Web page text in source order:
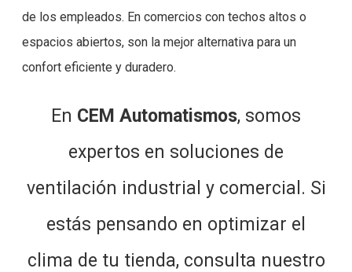
de los empleados. En comercios con techos altos o
espacios abiertos, son la mejor alternativa para un
confort eficiente y duradero.
En CEM Automatismos, somos
expertos en soluciones de
ventilación industrial y comercial. Si
estás pensando en optimizar el
clima de tu tienda, consulta nuestro